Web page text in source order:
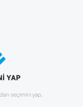
YAP
seçimini yap.